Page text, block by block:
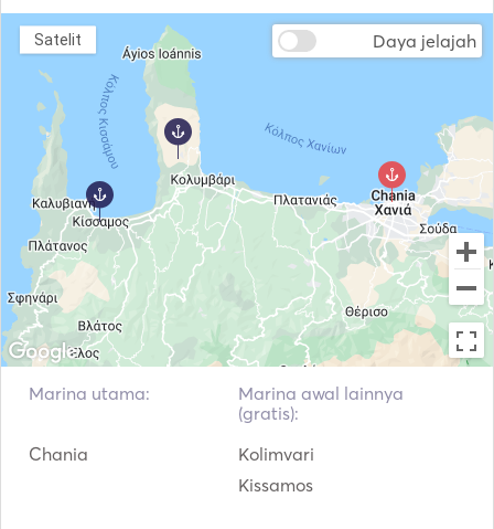
Daya jelajah
Satelit
Marina utama:
Chania
Marina awal lainnya
(gratis):
Kolimvari
Kissamos